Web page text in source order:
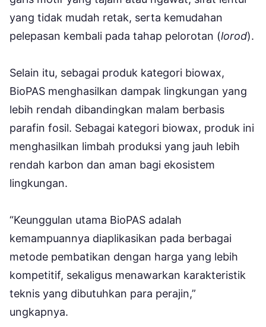
yang tidak mudah retak, serta kemudahan
pelepasan kembali pada tahap pelorotan (lorod).
Selain itu, sebagai produk kategori biowax,
BioPAS menghasilkan dampak lingkungan yang
lebih rendah dibandingkan malam berbasis
parafin fosil. Sebagai kategori biowax, produk ini
menghasilkan limbah produksi yang jauh lebih
rendah karbon dan aman bagi ekosistem
lingkungan.
“Keunggulan utama BioPAS adalah
kemampuannya diaplikasikan pada berbagai
metode pembatikan dengan harga yang lebih
kompetitif, sekaligus menawarkan karakteristik
teknis yang dibutuhkan para perajin,”
ungkapnya.